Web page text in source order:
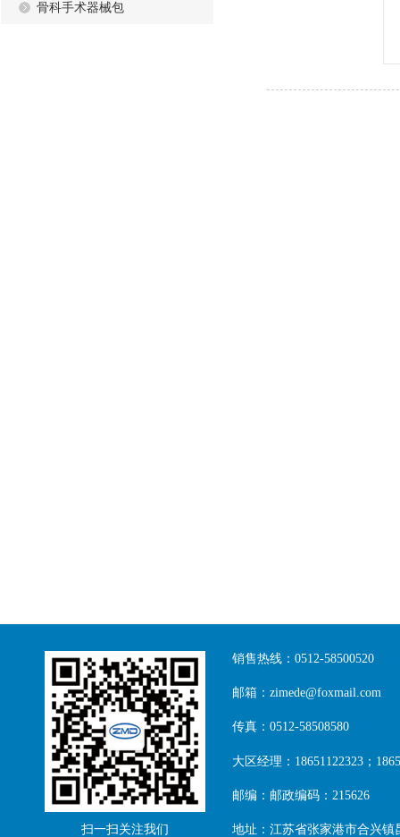
骨科手术器械包
扫一扫关注我们
销售热线：0512-58500520
邮箱：zimede@foxmail.com
传真：0512-58508580
大区经理：18651122323；
邮编：邮政编码：215626
地址：江苏省张家港市合兴镇